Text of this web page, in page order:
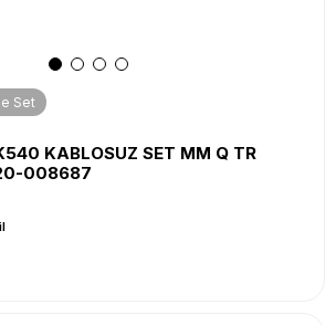
Set
KABLOSUZ SET MM Q TR
008687